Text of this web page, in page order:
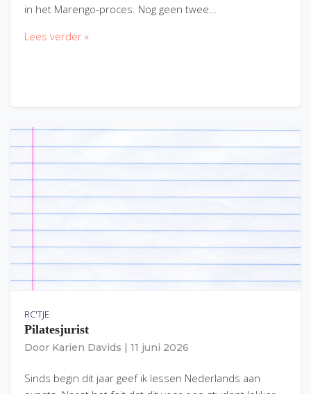
in het Marengo-proces. Nog geen twee…
Lees verder »
RC'TJE
Pilatesjurist
Door Karien Davids 11 juni 2026
Sinds begin dit jaar geef ik lessen Nederlands aan